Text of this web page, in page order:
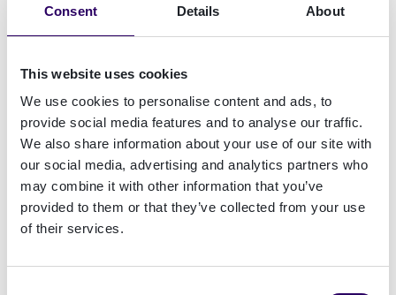
Consent Details About
This website uses cookies
We use cookies to personalise content and ads, to
provide social media features and to analyse our traffic.
We also share information about your use of our site with
our social media, advertising and analytics partners who
may combine it with other information that you’ve
provided to them or that they’ve collected from your use
of their services.
Ein weiterer bemerkenswerter Fortschritt bei
Überprüfung von Reisepässen manuell von
Sicherheitspersonal oder
Einwanderungsbeamten am Flughafen
durchgeführt, die das Dokument auf Echtheit
überprüften. Die Biometrie verbessert diesen
Prozess und macht ihn gleichzeitig sicherer und
Echtheit eines Reisepasses genau, erkennt